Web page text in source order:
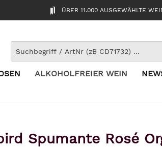
ÜBER 11.000 AUSGEWÄHLTE
ALKOHOLFREIER WEIN
Spumante Rosé